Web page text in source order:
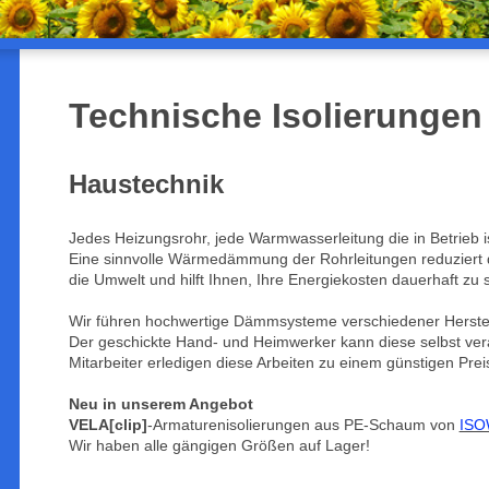
Technische Isolierungen
Haustechnik
Jedes Heizungsrohr, jede Warmwasserleitung die in Betrieb
Eine sinnvolle Wärmedämmung der Rohrleitungen
die Umwelt und hilft Ihnen, Ihre Energiekosten dauerhaft zu
Wir führen hochwertige Dämmsysteme verschiedener
Der geschickte Hand- und Heimwerker kann diese selbst
Mitarbeiter erledigen diese Arbeiten zu einem günstigen
Neu in unserem Angebot
VELA[clip]-Armaturenisolierungen aus PE-Schaum von
Wir haben alle gängigen Größen auf Lager!